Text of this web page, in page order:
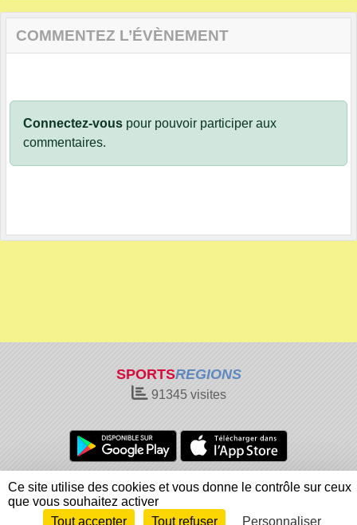
COMMENTEZ L’ÉVÈNEMENT
Connectez-vous pour pouvoir participer aux
commentaires.
SPORTSREGIONS
91345visites
Charte cookies
Gestion des cookies
Informations légales
Signaler un contenu inapproprié
Envie de participer ?
Ce site utilise des cookies et vous donne le contrôle sur ceux
que vous souhaitez activer
Tout accepter
Tout refuser Personnaliser